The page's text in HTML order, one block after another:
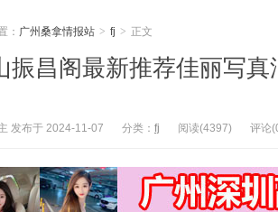
： 广州桑拿情报站 > fj > 正文
振昌阁最新推荐佳丽写
发布于 2024-11-07 分类： fj 阅读(4397) 评论